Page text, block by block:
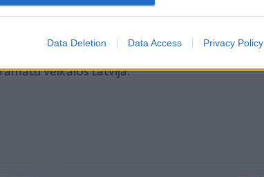
Data Deletion Data Access Privacy Policy
iegādāties izdevniecības mājas lapā
veikalos Latvijā.